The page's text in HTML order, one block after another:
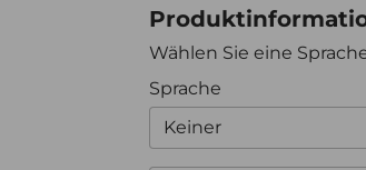
Wählen Sie eine
Sprache
Keiner